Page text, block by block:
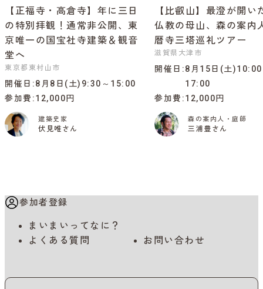
【正福寺・高倉寺】年に三日
の特別拝観！通常非公開、東
京唯一の国宝社寺建築＆観音
堂へ
東京都東村山市
開催日
8月8日(土)9:30～15:00
参加費 12,000円
建築史家
伏見唯さん
【比叡山】最澄が開い
仏教の母山、森の案内
暦寺三塔巡礼ツアー
滋賀県大津市
開催日
8月15日(土
17:00
参加費 12,000円
森の案内人・庭師
三浦豊さん
参加者登録
まいまいってなに？
よくある質問
お問い合わせ